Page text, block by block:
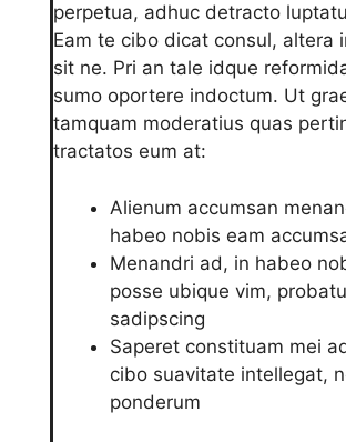
perpetua, adhuc detracto
Eam te cibo dicat consul, altera
sit ne. Pri an tale idque
sumo oportere indoctum. Ut
tamquam moderatius quas
tractatos eum at:
Alienum accumsan
habeo nobis eam
Menandri ad, in habeo
posse ubique vim,
sadipscing
Saperet constituam mei
cibo suavitate intellegat,
ponderum